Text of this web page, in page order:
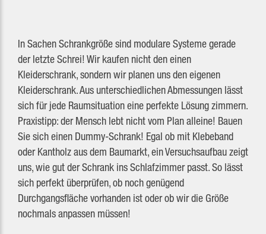
In Sachen Schrankgröße sind modulare Systeme gerade
der letzte Schrei! Wir kaufen nicht den einen
Kleiderschrank, sondern wir planen uns den eigenen
Kleiderschrank. Aus unterschiedlichen Abmessungen lässt
sich für jede Raumsituation eine perfekte Lösung zimmern.
Praxistipp: der Mensch lebt nicht vom Plan alleine! Bauen
Sie sich einen Dummy-Schrank! Egal ob mit Klebeband
oder Kantholz aus dem Baumarkt, ein Versuchsaufbau zeigt
uns, wie gut der Schrank ins Schlafzimmer passt. So lässt
sich perfekt überprüfen, ob noch genügend
Durchgangsfläche vorhanden ist oder ob wir die Größe
nochmals anpassen müssen!